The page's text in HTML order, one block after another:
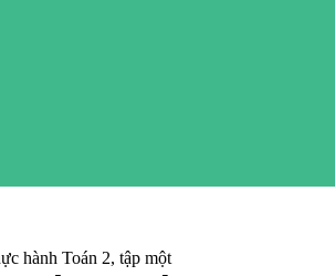
hành Toán 2, tập một